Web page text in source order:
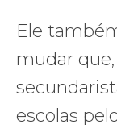
Ele
mudar
escolas